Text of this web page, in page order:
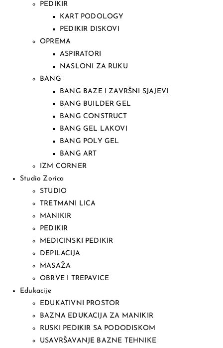
PEDIKIR
KART PODOLOGY
PEDIKIR DISKOVI
OPREMA
ASPIRATORI
NASLONI ZA RUKU
BANG
BANG BAZE I ZAVRŠNI SJAJEVI
BANG BUILDER GEL
BANG CONSTRUCT
BANG GEL LAKOVI
BANG POLY GEL
BANG ART
IZM CORNER
Studio Zorica
STUDIO
TRETMANI LICA
MANIKIR
PEDIKIR
MEDICINSKI PEDIKIR
DEPILACIJA
MASAŽA
OBRVE I TREPAVICE
Edukacije
EDUKATIVNI PROSTOR
BAZNA EDUKACIJA ZA MANIKIR
RUSKI PEDIKIR SA PODODISKOM
USAVRŠAVANJE BAZNE TEHNIKE